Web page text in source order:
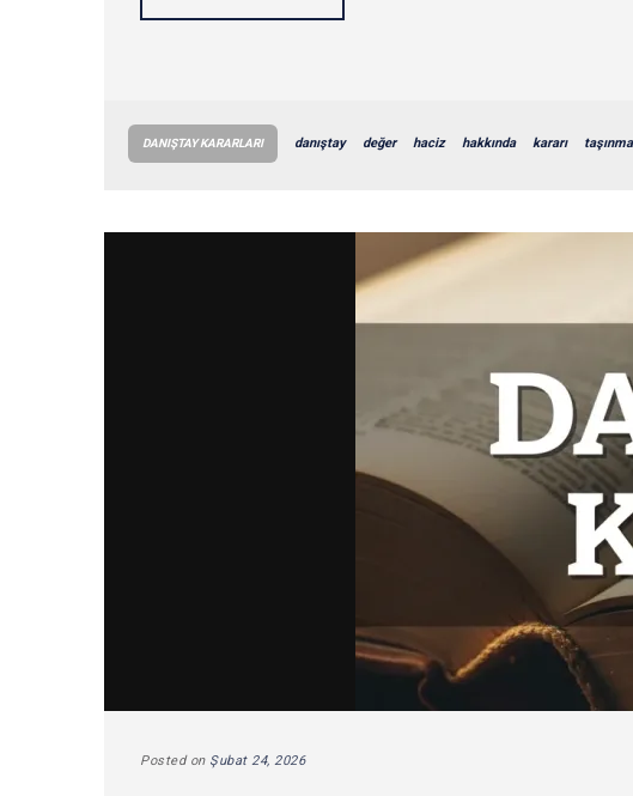
DANIŞTAY KARARLARI danıştay değer haciz hakkında kararı
Posted on Şubat 24, 2026